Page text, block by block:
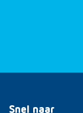
Snel naar